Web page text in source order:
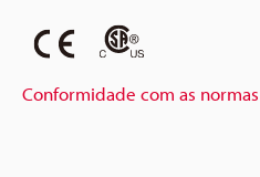
Conformidade com as